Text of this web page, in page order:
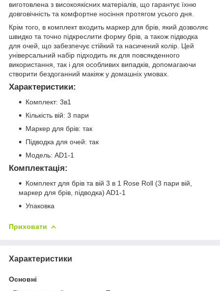
виготовлена з високоякісних матеріалів, що гарантує їхню
довговічність та комфортне носіння протягом усього дня.
Крім того, в комплект входить маркер для брів, який дозволяє
швидко та точно підкреслити форму брів, а також підводка
для очей, що забезпечує стійкий та насичений колір. Цей
універсальний набір підходить як для повсякденного
використання, так і для особливих випадків, допомагаючи
створити бездоганний макіяж у домашніх умовах.
Характеристики:
Комплект: 3в1
Кількість вій: 3 пари
Маркер для брів: так
Підводка для очей: так
Модель: AD1-1
Комплектація:
Комплект для брів та вій 3 в 1 Rose Roll (3 пари вій,
маркер для брів, підводка) AD1-1
Упаковка
Приховати
Характеристики
Основні